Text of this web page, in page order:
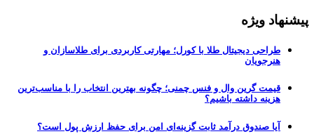
پیشنهاد ویژه
طراحی دیجیتال طلا با کورل؛ مهارتی کاربردی برای طلاسازان و
هنرجویان
قیمت گرین وال و فنس چمنی؛ چگونه بهترین انتخاب را با مناسب‌ترین
هزینه داشته باشیم؟
آیا صندوق درآمد ثابت گزینه‌ای امن برای حفظ ارزش پول است؟